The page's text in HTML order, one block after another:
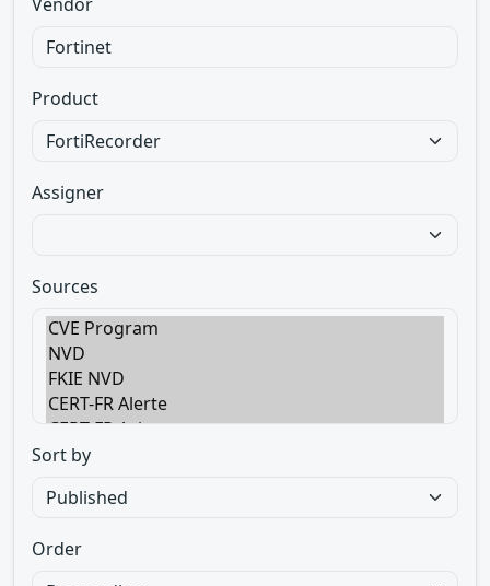
Product
Assigner
Sources
Sort by
Order